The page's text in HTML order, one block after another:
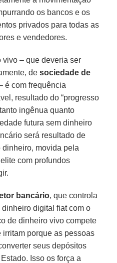
os bancos e os
privados para todas as
e vendedores.
– que deveria ser
desociedade de
é com frequência
resultado do “progresso
ingênua quanto
futura sem dinheiro
será resultado de
movida pela
com profundos
bancário, que controla
digital fiat com o
de dinheiro vivo compete
porque as pessoas
seus depósitos
Isso os força a